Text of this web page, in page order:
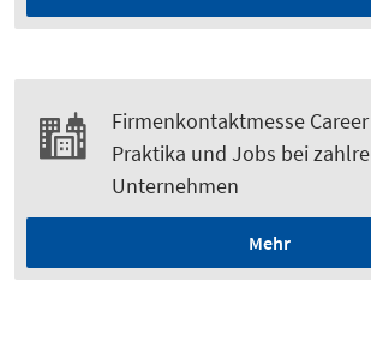
Firmenkontaktmesse
Praktika und Jobs bei
Unternehmen
Mehr